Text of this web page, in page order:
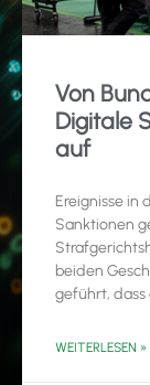
Von
Digitale
auf
Ereignisse in
Sanktionen
beiden
geführt, dass
WEITERLESEN »